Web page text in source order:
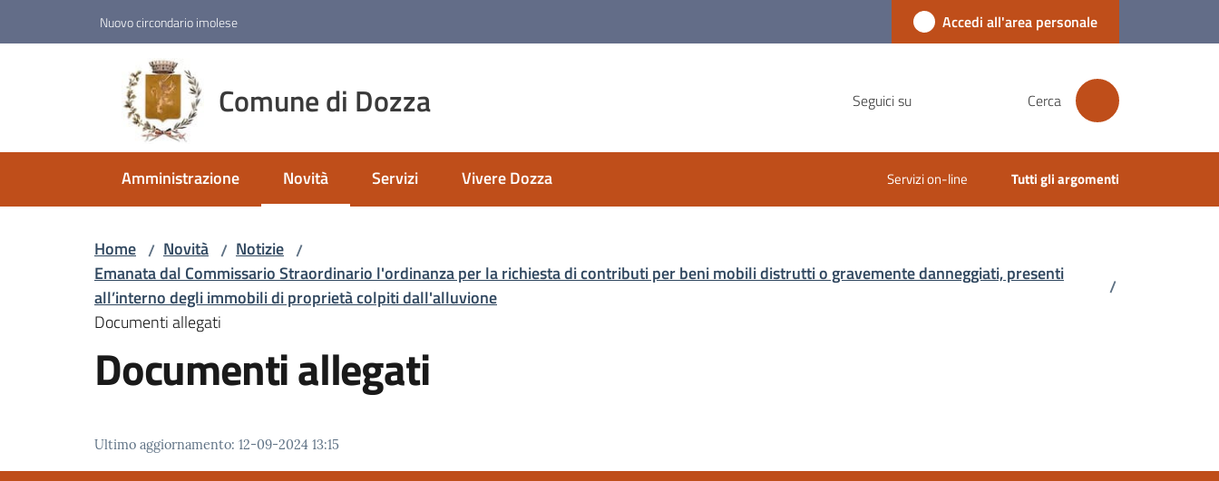
Nuovo circondario imolese Accedi all'area personale
Comune di Dozza Seguici su Cerca
Amministrazione Novità
Menu selezionato
Servizi Vivere Dozza Servizi on-line Tutti gli argomenti
Home / Novità / Notizie /
Emanata dal Commissario Straordinario l'ordinanza per la richiesta di contributi per beni mobili distrutti o gravemente danneggiati, presenti
all’interno degli immobili di proprietà colpiti dall'alluvione
/
Documenti allegati
Documenti allegati
Ultimo aggiornamento: 12-09-2024 13:15